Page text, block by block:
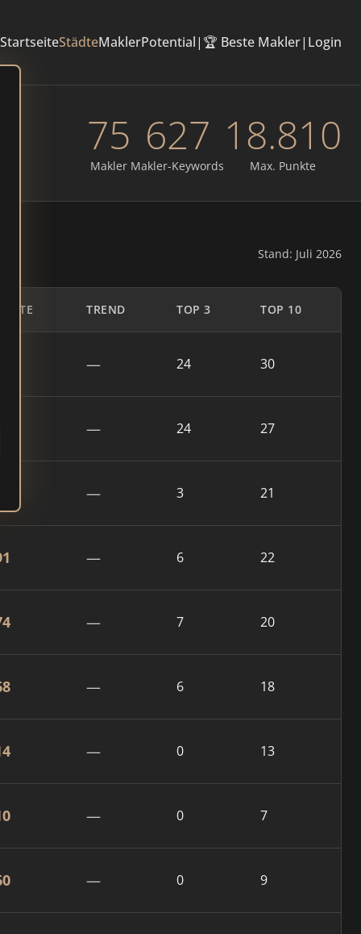
StartseiteStädteMaklerPotential| 🏆 Beste Makler| Login
75
Makler
627
Makler-Keywords
18.810
Max. Punkte
Stand: Juli 2026
TREND TOP 3 TOP 10
— 24 30
— 24 27
— 3 21
— 6 22
— 7 20
— 6 18
— 0 13
— 0 7
— 0 9